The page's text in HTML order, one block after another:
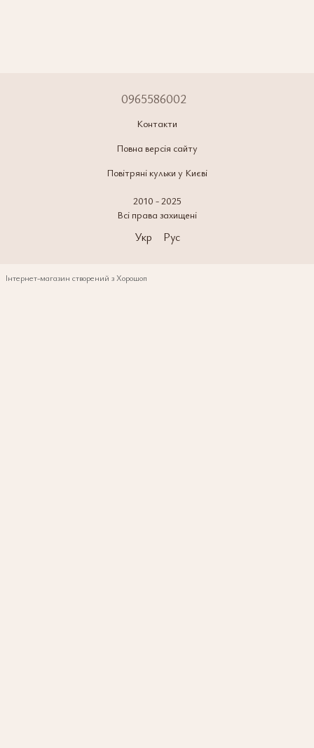
0965586002
Контакти
Повна версія сайту
Повітряні кульки у Києві
2010 - 2025
Всі права захищені
Укр Рус
Інтернет-магазин створений з Хорошоп